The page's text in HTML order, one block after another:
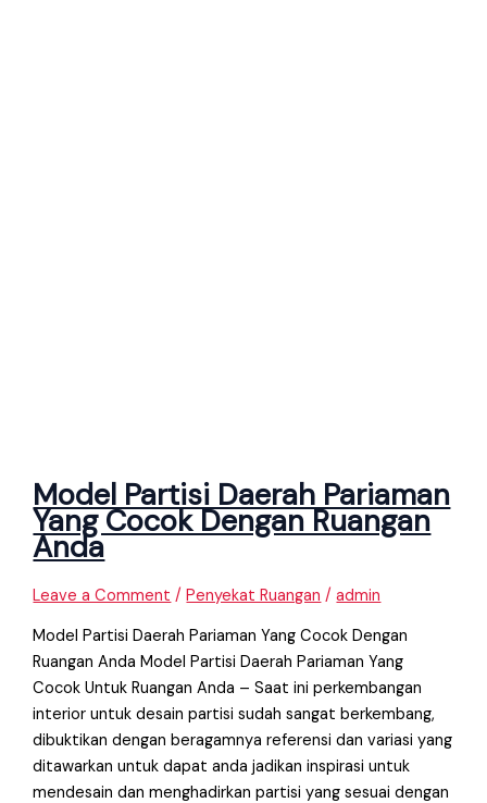
Model Partisi Daerah Pariaman
Yang Cocok Dengan Ruangan
Anda
Leave a Comment /Penyekat Ruangan /admin
Model Partisi Daerah Pariaman Yang Cocok Dengan
Ruangan Anda Model Partisi Daerah Pariaman Yang
Cocok Untuk Ruangan Anda – Saat ini perkembangan
interior untuk desain partisi sudah sangat berkembang,
dibuktikan dengan beragamnya referensi dan variasi yang
ditawarkan untuk dapat anda jadikan inspirasi untuk
mendesain dan menghadirkan partisi yang sesuai dengan